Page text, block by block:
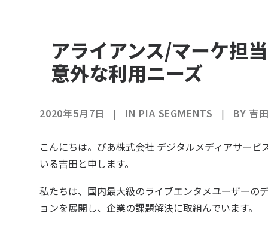
アライアンス/マーケ担
意外な利用ニーズ
2020年5月7日 | IN PIA SEGMENTS | BY 吉
こんにちは。ぴあ株式会社 デジタルメディアサー
いる吉田と申します。
私たちは、国内最大級のライブエンタメユーザーの
ョンを展開し、企業の課題解決に取組んでいます。